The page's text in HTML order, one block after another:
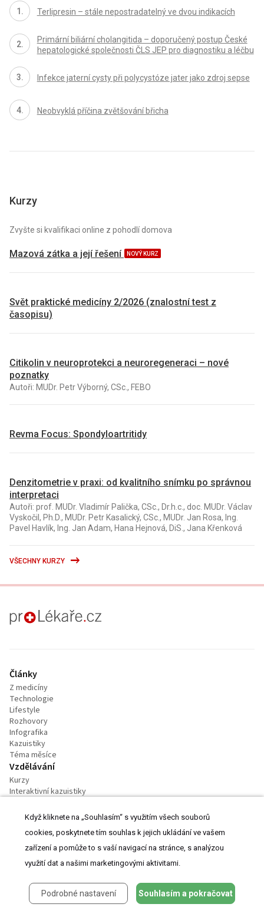
Terlipresin – stále nepostradatelný ve dvou indikacích
Primární biliární cholangitida – doporučený postup České
hepatologické společnosti ČLS JEP pro diagnostiku a léčbu
Infekce jaterní cysty při polycystóze jater jako zdroj sepse
Neobvyklá příčina zvětšování břicha
Kurzy
Zvyšte si kvalifikaci online z pohodlí domova
Mazová zátka a její řešení NOVÝ KURZ
Svět praktické medicíny 2/2026 (znalostní test z
časopisu)
Citikolin v neuroprotekci a neuroregeneraci – nové
poznatky
Autoři: MUDr. Petr Výborný, CSc., FEBO
Revma Focus: Spondyloartritidy
Denzitometrie v praxi: od kvalitního snímku po správnou
interpretaci
Autoři: prof. MUDr. Vladimír Palička, CSc., Dr.h.c., doc. MUDr. Václav
Vyskočil, Ph.D., MUDr. Petr Kasalický, CSc., MUDr. Jan Rosa, Ing.
Pavel Havlík, Ing. Jan Adam, Hana Hejnová, DiS., Jana Křenková
VŠECHNY KURZY
proLékaře.cz
Články
Z medicíny
Technologie
Lifestyle
Rozhovory
Infografika
Kazuistiky
Téma měsíce
Vzdělávání
Kurzy
Interaktivní kazuistiky
Témata
Kongresy
Záznamy z kongresů
Podcasty
Práce v oboru
Praktické
Když kliknete na „Souhlasím“ s využitím všech souborů
cookies, poskytnete tím souhlas k jejich ukládání ve vašem
zařízení a pomůže to s vaší navigací na stránce, s analýzou
využití dat a našimi marketingovými aktivitami.
Podrobné nastavení Souhlasím a pokračovat